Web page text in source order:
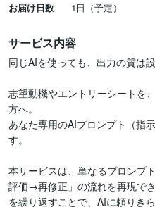
お届け日数 1日（予定）
サービス内容
同じAIを使っても、出力の質は
志望動機やエントリーシートを
方へ。
あなた専用のAIプロンプト（指
す。
本サービスは、単なるプロン
評価→再修正」の流れを再現で
を繰り返すことで、AIに頼りき